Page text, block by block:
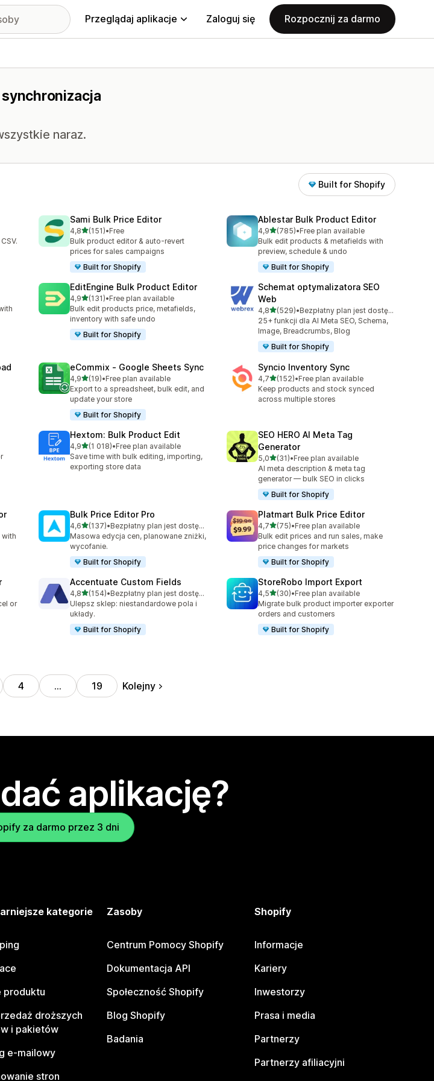
Przeglądaj aplikacje Zaloguj się Rozpocznij za darmo
naraz.
Built for Shopify
Sami Bulk Price Editor
4,8na 5 gwiazdek
(151)
Łączna liczba recenzji: 151
•Free
Bulk product editor & auto-revert
prices for sales campaigns
Built for Shopify
Ablestar Bulk Product Editor
4,9na 5 gwiazdek
(785)
Łączna liczba recenzji: 785
•Free plan available
Bulk edit products & metafields with
preview, schedule & undo
Built for Shopify
EditEngine Bulk Product Editor
4,9na 5 gwiazdek
(131)
Łączna liczba recenzji: 131
•Free plan available
Bulk edit products price, metafields,
inventory with safe undo
Built for Shopify
Schemat optymalizatora SEO
Web
4,8na 5 gwiazdek
(529)
Łączna liczba recenzji: 529
•
Bezpłatny plan jest dostępny
25+ funkcji dla AI Meta SEO, Schema,
Image, Breadcrumbs, Blog
Built for Shopify
eCommix ‑ Google Sheets Sync
4,9na 5 gwiazdek
(19)
Łączna liczba recenzji: 19
•Free plan available
Export to a spreadsheet, bulk edit, and
update your store
Built for Shopify
Syncio Inventory Sync
4,7na 5 gwiazdek
(152)
Łączna liczba recenzji: 152
•Free plan available
Keep products and stock synced
across multiple stores
Hextom: Bulk Product Edit
4,9na 5 gwiazdek
(1 018)
Łączna liczba recenzji: 1018
•Free plan available
Save time with bulk editing, importing,
exporting store data
SEO HERO AI Meta Tag
Generator
5,0na 5 gwiazdek
(31)
Łączna liczba recenzji: 31
•Free plan available
AI meta description & meta tag
generator — bulk SEO in clicks
Built for Shopify
with
Bulk Price Editor Pro
4,6na 5 gwiazdek
(137)
Łączna liczba recenzji: 137
•
Bezpłatny plan jest dostępny
Masowa edycja cen, planowane zniżki,
wycofanie.
Built for Shopify
Platmart Bulk Price Editor
4,7na 5 gwiazdek
(75)
Łączna liczba recenzji: 75
•Free plan available
Bulk edit prices and run sales, make
price changes for markets
Built for Shopify
or
Accentuate Custom Fields
4,8na 5 gwiazdek
(154)
Łączna liczba recenzji: 154
•
Bezpłatny plan jest dostępny
Ulepsz sklep: niestandardowe pola i
układy.
Built for Shopify
StoreRobo Import Export
4,5na 5 gwiazdek
(30)
Łączna liczba recenzji: 30
•Free plan available
Migrate bulk product importer exporter
orders and customers
Built for Shopify
4 … 19 Kolejny
aplikację?
za darmo przez 3 dni
kategorie
produktu
droższych
i pakietów
e-mailowy
stron
Zasoby
Centrum Pomocy Shopify
Dokumentacja API
Społeczność Shopify
Blog Shopify
Badania
Shopify
Informacje
Kariery
Inwestorzy
Prasa i media
Partnerzy
Partnerzy afiliacyjni